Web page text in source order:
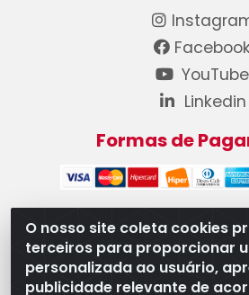
O nosso site coleta cookies
terceiros para proporcionar
personalizada ao usuário,
publicidade relevante de
YouTube
Linkedin
Formas de
WB Componentes
08.528.393/0001-12 - Rua do
Oeste Industrial, Goiânia/GO